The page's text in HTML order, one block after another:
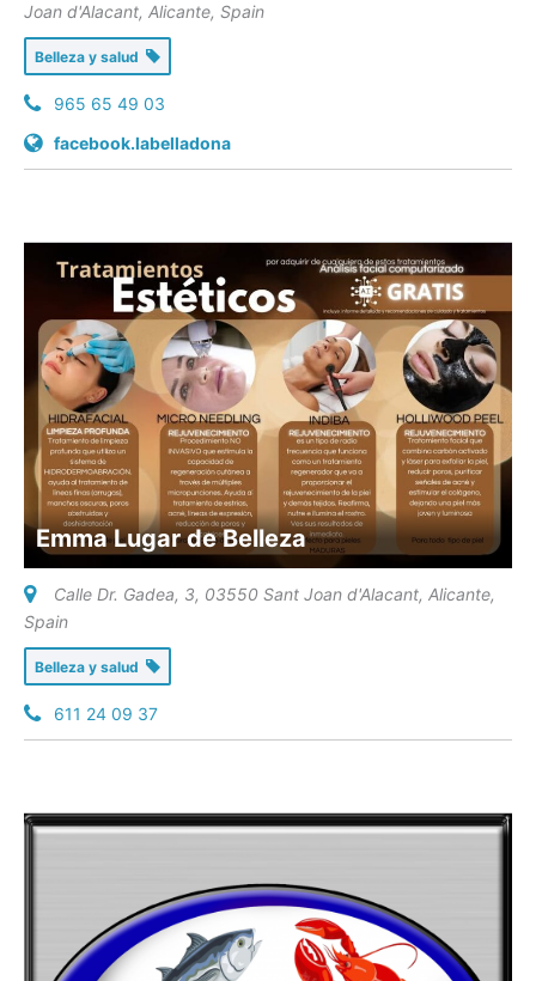
Joan d'Alacant, Alicante, Spain
Belleza y salud
965 65 49 03
facebook.labelladona
Emma Lugar de Belleza
Calle Dr. Gadea, 3, 03550 Sant Joan d'Alacant, Alicante,
Spain
Belleza y salud
611 24 09 37